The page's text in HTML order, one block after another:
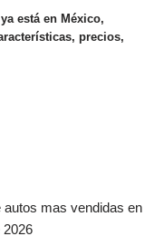
está en México,
precios,
mas vendidas en
2026